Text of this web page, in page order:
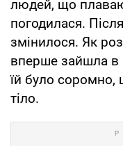
людей, що
погодилася.
змінилося. Як
вперше зайшла в
їй було соромно,
тіло.